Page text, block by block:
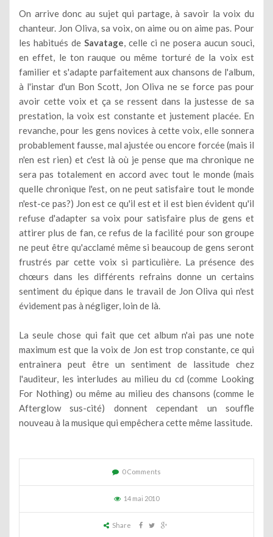
On arrive donc au sujet qui partage, à savoir la voix du
chanteur. Jon Oliva, sa voix, on aime ou on aime pas. Pour
les habitués de Savatage, celle ci ne posera aucun souci,
en effet, le ton rauque ou même torturé de la voix est
familier et s'adapte parfaitement aux chansons de l'album,
à l'instar d'un Bon Scott, Jon Oliva ne se force pas pour
avoir cette voix et ça se ressent dans la justesse de sa
prestation, la voix est constante et justement placée. En
revanche, pour les gens novices à cette voix, elle sonnera
probablement fausse, mal ajustée ou encore forcée (mais il
n'en est rien) et c'est là où je pense que ma chronique ne
sera pas totalement en accord avec tout le monde (mais
quelle chronique l'est, on ne peut satisfaire tout le monde
n'est-ce pas?) Jon est ce qu'il est et il est bien évident qu'il
refuse d'adapter sa voix pour satisfaire plus de gens et
attirer plus de fan, ce refus de la facilité pour son groupe
ne peut être qu'acclamé même si beaucoup de gens seront
frustrés par cette voix si particulière. La présence des
chœurs dans les différents refrains donne un certains
sentiment du épique dans le travail de Jon Oliva qui n'est
évidement pas à négliger, loin de là.
La seule chose qui fait que cet album n'ai pas une note
maximum est que la voix de Jon est trop constante, ce qui
entrainera peut être un sentiment de lassitude chez
l'auditeur, les interludes au milieu du cd (comme Looking
For Nothing) ou même au milieu des chansons (comme le
Afterglow sus-cité) donnent cependant un souffle
nouveau à la musique qui empêchera cette même lassitude.
0 Comments
14 mai 2010
Share